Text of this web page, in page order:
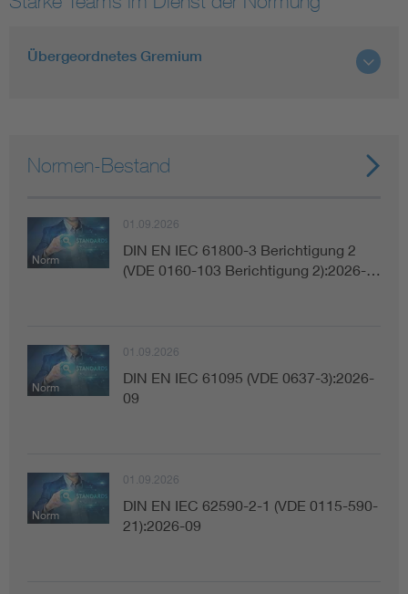
Smart Cities
Cybersecurity in der Industrieautomatisierung
Elektrofachkraft (EFK)
Übergeordnetes Gremium
Normen-Bestand
Norm
01.09.2026
DIN EN IEC 61800-3 Berichtigung 2
(VDE 0160-103 Berichtigung 2):2026-…
Norm
01.09.2026
DIN EN IEC 61095 (VDE 0637-3):2026-
09
Norm
01.09.2026
DIN EN IEC 62590-2-1 (VDE 0115-590-
21):2026-09